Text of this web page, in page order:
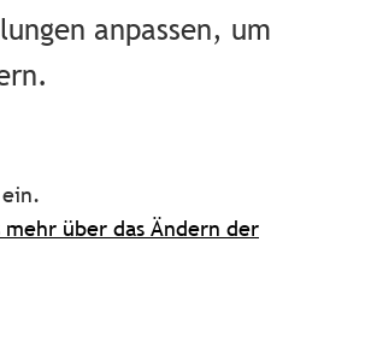
anpassen, um
mehr über das Ändern der